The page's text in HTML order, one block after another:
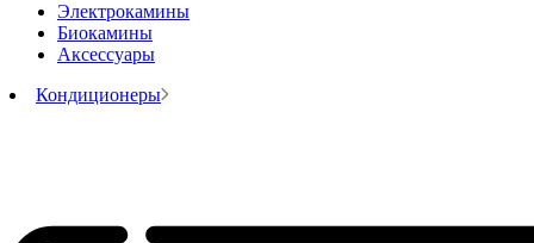
Электрокамины
Биокамины
Аксессуары
Кондиционеры